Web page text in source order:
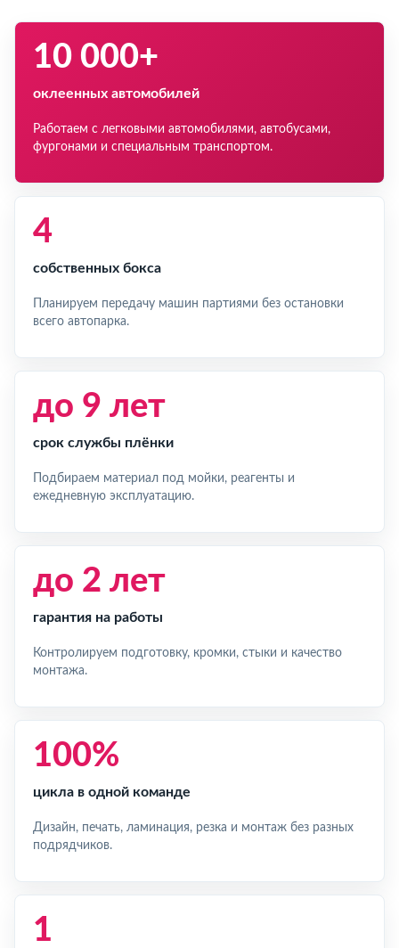
10 000+
оклеенных автомобилей
Работаем с легковыми автомобилями, автобусами,
фургонами и специальным транспортом.
4
собственных бокса
Планируем передачу машин партиями без остановки
всего автопарка.
до 9 лет
срок службы плёнки
Подбираем материал под мойки, реагенты и
ежедневную эксплуатацию.
до 2 лет
гарантия на работы
Контролируем подготовку, кромки, стыки и качество
монтажа.
100%
цикла в одной команде
Дизайн, печать, ламинация, резка и монтаж без разных
подрядчиков.
1